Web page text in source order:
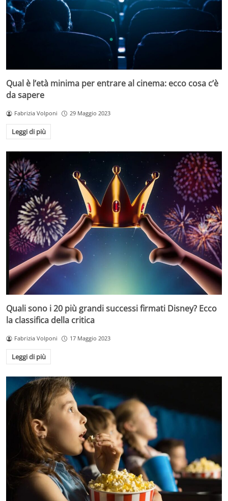
Qual è l’età minima per entrare al cinema: ecco cosa c’è
da sapere
Fabrizia Volponi 29 Maggio 2023
Leggi di più
Quali sono i 20 più grandi successi firmati Disney? Ecco
la classifica della critica
Fabrizia Volponi 17 Maggio 2023
Leggi di più